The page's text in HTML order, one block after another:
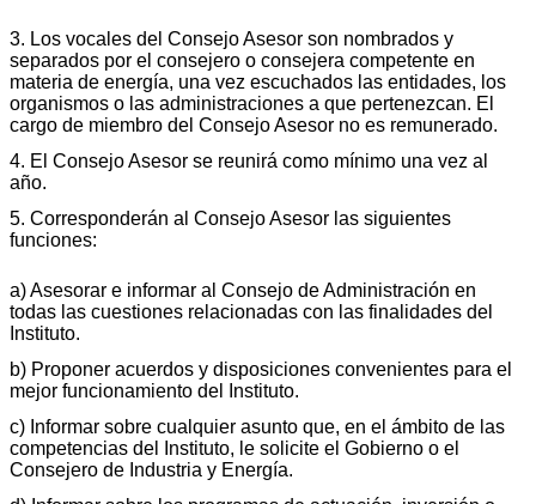
3. Los vocales del Consejo Asesor son nombrados y
separados por el consejero o consejera competente en
materia de energía, una vez escuchados las entidades, los
organismos o las administraciones a que pertenezcan. El
cargo de miembro del Consejo Asesor no es remunerado.
4. El Consejo Asesor se reunirá como mínimo una vez al
año.
5. Corresponderán al Consejo Asesor las siguientes
funciones:
a) Asesorar e informar al Consejo de Administración en
todas las cuestiones relacionadas con las finalidades del
Instituto.
b) Proponer acuerdos y disposiciones convenientes para el
mejor funcionamiento del Instituto.
c) Informar sobre cualquier asunto que, en el ámbito de las
competencias del Instituto, le solicite el Gobierno o el
Consejero de Industria y Energía.